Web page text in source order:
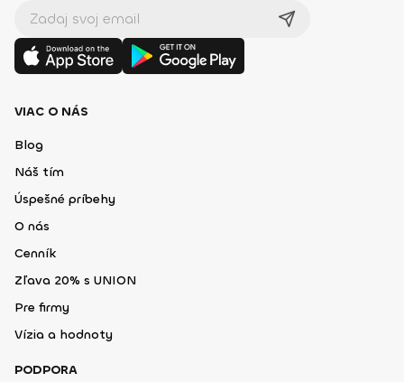
VIAC O NÁS
Blog
Náš tím
Úspešné príbehy
O nás
Cenník
Zľava 20% s UNION
Pre firmy
Vízia a hodnoty
PODPORA